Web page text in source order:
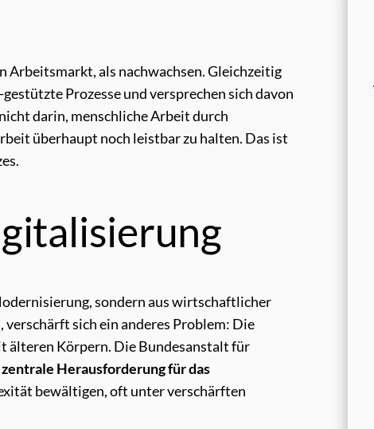
Arbeitsmarkt, als nachwachsen. Gleichzeitig
Prozesse und versprechen sich davon
darin, menschliche Arbeit durch
überhaupt noch leistbar zu halten. Das ist
sondern aus wirtschaftlicher
sich ein anderes Problem: Die
älteren Körpern. Die Bundesanstalt für
zentrale Herausforderung für das
bewältigen, oft unter verschärften